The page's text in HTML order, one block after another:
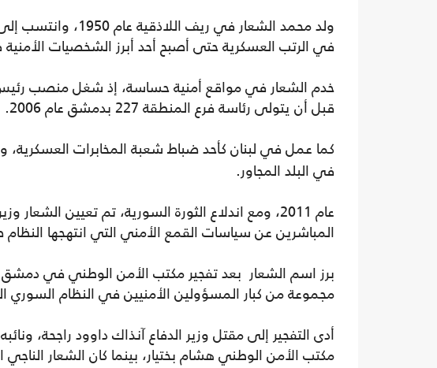
في الرتب العسكرية حتى أصبح أحد أبرز الشخصيات
خدم الشعار في مواقع أمنية حساسة، إذ شغل منصب
قبل أن يتولى رئاسة فرع المنطقة 227 بدمشق عام 2006.
كما عمل في لبنان كأحد ضباط شعبة المخابرات العسكرية،
في البلد المجاور.
المباشرين عن سياسات القمع الأمني التي انتهجها
مجموعة من كبار المسؤولين الأمنيين في النظام السوري
أدى التفجير إلى مقتل وزير الدفاع آنذاك داوود راجحة،
مكتب الأمن الوطني هشام بختيار، بينما كان الشعار الناجي